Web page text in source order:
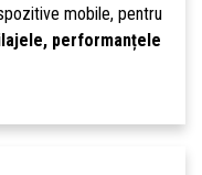
mobile, pentru
performanțele